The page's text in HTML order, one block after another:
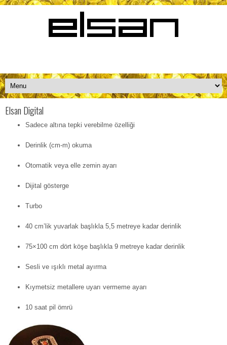
Elsan Digital
Sadece altına tepki verebilme özelliği
Derinlik (cm-m) okuma
Otomatik veya elle zemin ayarı
Dijital gösterge
Turbo
40 cm’lik yuvarlak başlıkla 5,5 metreye kadar derinlik
75×100 cm dört köşe başlıkla 9 metreye kadar derinlik
Sesli ve ışıklı metal ayırma
Kıymetsiz metallere uyarı vermeme ayarı
10 saat pil ömrü